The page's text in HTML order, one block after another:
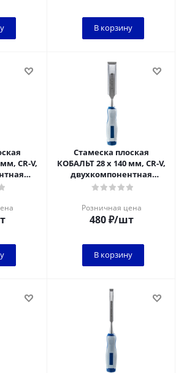
В корзину
CR-V,
Стамеска плоская
КОБАЛЬТ 28 х 140 мм, CR-V,
двухкомпонентная
рукоятка (1 шт.) блистер
Розничная цена
480₽/шт
В корзину